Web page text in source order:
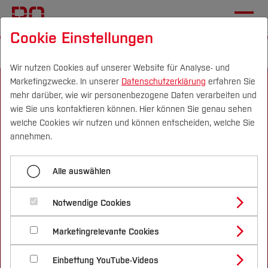
Campus Personen DE|EN Quicklinks
Studium
Studienangebote
Bachelorstudiengänge
Masterstudiengänge
Vor dem Studium
Bewerben & Einschreiben
Bewerbungsportal
Im Studium
Studienbüros und Prüfungen
Nach dem Studium
Forschung & Transfer
Profil
Forschungs- und Transferprofil
Schwerpunkte (FuT)
Beratung & Förderung
Nachhaltigkeit
Nachhaltigkeit studieren
International
Informationen
Lageplan & Anfahrt
Karriere
Notfall-Infos
Barrierefreiheit
Datenschutzerklärung
Impressum
Cookie Einstellungen
Wir nutzen Cookies auf unserer Website für Analyse- und
Marketingzwecke. In unserer Datenschutzerklärung erfahren Sie
mehr darüber, wie wir personenbezogene Daten verarbeiten und
wie Sie uns kontaktieren können. Hier können Sie genau sehen
welche Cookies wir nutzen und können entscheiden, welche Sie
annehmen.
Alle auswählen
Notwendige Cookies
Marketingrelevante Cookies
Einbettung YouTube-Videos